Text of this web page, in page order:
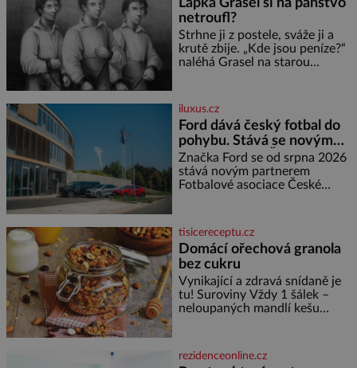
díky stovkám let pečlivého
šlechtění se z ní stává zelenina,
bez které si českou zahradu ani
nedokážeme představit. Její
příběh je
netroufl?
Strhne ji z postele, sváže ji a
krutě zbije. „Kde jsou peníze?“
naléhá Grasel na starou
nemůže, protože žádné nemá,
spokojí se lupič s několika
měďáky a štůčky látky. Zraněná
žena pár dní nato umírá. Je to
muž nebývale krutý. Jeho činy
budí hrůzu ještě dlouho po jeho
smrti
iluxus.cz
Ford dává český fotbal do
pohybu. Stává se novým
partnerem FAČR
Značka Ford se od srpna 2026
stává novým partnerem
Fotbalové asociace České
asociace, reprezentačních týmů
i českého fotbalu v regionech.
Partner
tisicereceptu.cz
Domácí ořechová granola
bez cukru
Vynikající a zdravá snídaně je
tu! Suroviny Vždy 1 šálek –
neloupaných mandlí kešu
semínek dýně rozinek 3 šálky
ovesných vloček 1 lžíce mlet
rezidenceonline.cz